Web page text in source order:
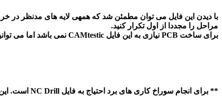
با دیدن این فایل می توان مطمئن شد که همهی لایه های مدنظر در
مراحل را مجددا از اول تکرار کنید.
برای ساخت PCB نیازی به این فایل CAMtestic نمی باشد اما می توانید آن را ذخیره کنید.
** برای انجام سوراخ کاری های برد احتیاج به فایل NC Drill است. این فایل را طبق رویه زیر ایجاد کنید. برای ایجاد این فایل مجدداً به فایل پی سی بی بر می گردیم.